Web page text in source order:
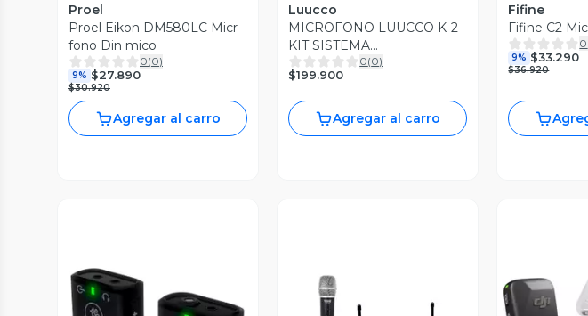
Proel
Proel Eikon DM580LC Micr
fono Din mico
0(0)
9% $27.890
$30.920
Agregar al carro
Luucco
MICROFONO LUUCCO K-2
KIT SISTEMA
INALAMBRICO USB-C
ALCANCE 100 MTS
0(0)
$199.900
Agregar al carro
Fifine
Fifine C2
0
9% $33.290
$36.920